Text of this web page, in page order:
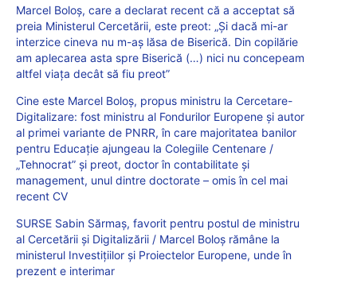
Marcel Boloș, care a declarat recent că a acceptat să
preia Ministerul Cercetării, este preot: „Și dacă mi-ar
interzice cineva nu m-aș lăsa de Biserică. Din copilărie
am aplecarea asta spre Biserică (…) nici nu concepeam
altfel viața decât să fiu preot”
Cine este Marcel Boloș, propus ministru la Cercetare-
Digitalizare: fost ministru al Fondurilor Europene și autor
al primei variante de PNRR, în care majoritatea banilor
pentru Educație ajungeau la Colegiile Centenare /
„Tehnocrat” și preot, doctor în contabilitate și
management, unul dintre doctorate – omis în cel mai
recent CV
SURSE Sabin Sărmaş, favorit pentru postul de ministru
al Cercetării și Digitalizării / Marcel Boloş rămâne la
ministerul Investiţiilor şi Proiectelor Europene, unde în
prezent e interimar